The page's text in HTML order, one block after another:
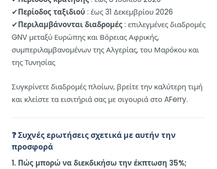
✔Περίοδος ταξιδιού : έως 31 Δεκεμβρίου 2026
✔Περιλαμβάνονται διαδρομές: επιλεγμένες διαδρομές
GNV μεταξύ Ευρώπης και Βόρειας Αφρικής,
συμπεριλαμβανομένων της Αλγερίας, του Μαρόκου και
της Τυνησίας
Συγκρίνετε διαδρομές πλοίων, βρείτε την καλύτερη τιμή
και κλείστε τα εισιτήριά σας με σιγουριά στο AFerry.
❓ Συχνές ερωτήσεις σχετικά με αυτήν την
προσφορά
1. Πώς μπορώ να διεκδικήσω την έκπτωση 35%;